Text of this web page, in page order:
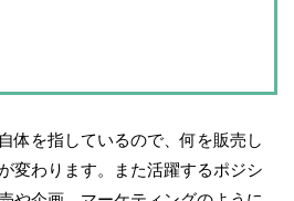
体を指しているので、何を販売し
変わります。また活躍するポジシ